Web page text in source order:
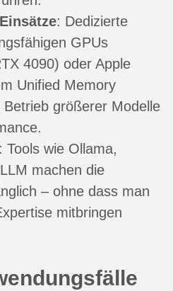
: Dedizierte
GPUs
4090) oder Apple
Unified Memory
größerer Modelle
: Tools wie Ollama,
machen die
– ohne dass man
mitbringen